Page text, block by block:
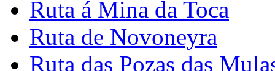
Ruta á Mina da Toca
Ruta de Novoneyra
Ruta das Pozas das